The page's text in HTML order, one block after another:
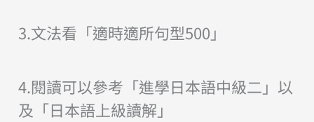
3.文法看「適時適所句型500」
4.閱讀可以參考「進學日本語中級二」以
及「日本語上級讀解」